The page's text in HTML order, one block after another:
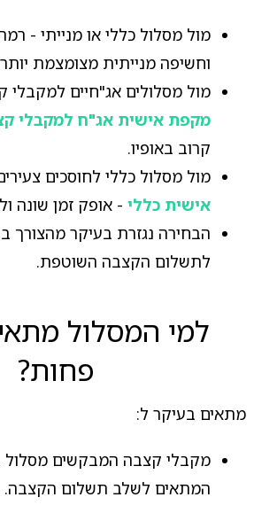
מול מסלול כללי או מנייתי -
וחשיפה מנייתית מצומצמת
מול מסלולים אג"חיים למקבלי
מקפת אישית אג"ח למקבלי
קרוב באופיו.
מול מסלול כללי לחוסכים
אישית כללי- אופק זמן שונה
הבחירה נגזרת בעיקר מהצורך
לתשלום הקצבה השוטפת.
למי המסלול
פחות?
מתאים בעיקר ל:
מקבלי קצבה המבקשים מסלול
המתאים לשלב תשלום הקצבה.